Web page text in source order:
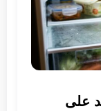
على